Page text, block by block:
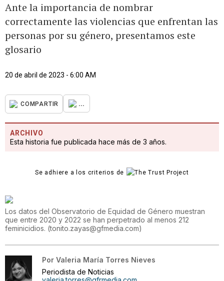
Ante la importancia de nombrar
correctamente las violencias que enfrentan las
personas por su género, presentamos este
glosario
20 de abril de 2023 - 6:00 AM
COMPARTIR ...
ARCHIVO
Esta historia fue publicada hace más de 3 años.
Se adhiere a los criterios de
Los datos del Observatorio de Equidad de Género muestran
que entre 2020 y 2022 se han perpetrado al menos 212
feminicidios. (tonito.zayas@gfmedia.com)
Por Valeria María Torres Nieves
Periodista de Noticias